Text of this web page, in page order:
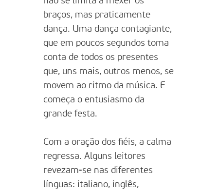
braços, mas praticamente
dança. Uma dança contagiante,
que em poucos segundos toma
conta de todos os presentes
que, uns mais, outros menos, se
movem ao ritmo da música. E
começa o entusiasmo da
grande festa.
Com a oração dos fiéis, a calma
regressa. Alguns leitores
revezam-se nas diferentes
línguas: italiano, inglês,